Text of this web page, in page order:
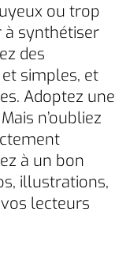
ou trop
à synthétiser
des
simples, et
Adoptez une
n’oubliez
à un bon
illustrations,
lecteurs